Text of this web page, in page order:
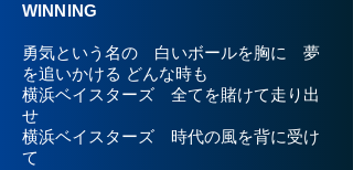
WINNING
勇気という名の 白いボールを胸に 夢
を追いかける どんな時も
横浜ベイスターズ 全てを賭けて走り出
せ
横浜ベイスターズ 時代の風を背に受け
て